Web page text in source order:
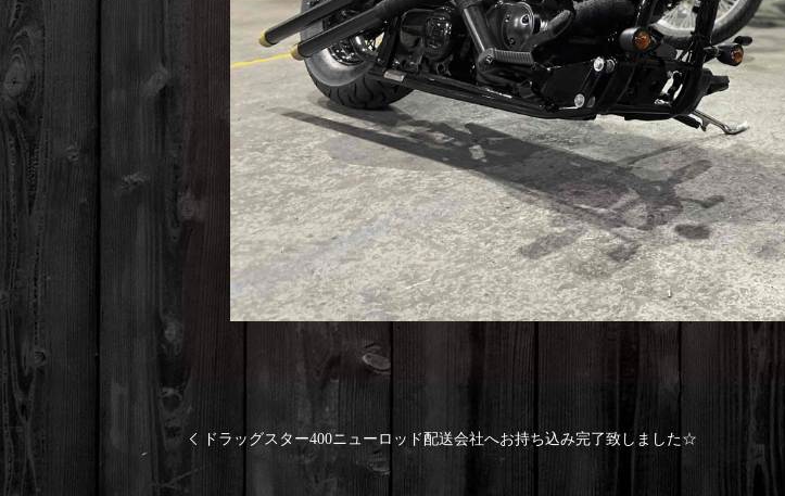
ドラッグスター400ニューロッド配送会社へお持ち込み完了致しました☆